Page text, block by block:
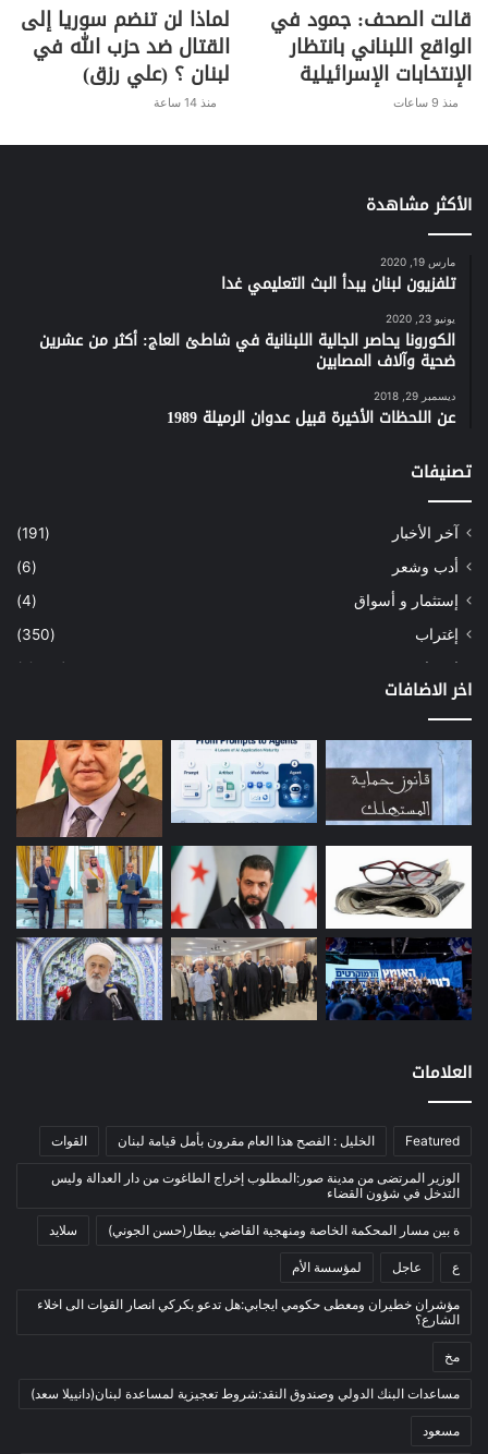
قالت الصحف: جمود في
الواقع اللبناني بانتظار
الإنتخابات الإسرائيلية
منذ 9 ساعات
لماذا لن تنضم سوريا إلى
القتال ضد حزب الله في
لبنان ؟ (علي رزق)
منذ 14 ساعة
الأكثر مشاهدة
مارس 19, 2020
تلفزيون لبنان يبدأ البث التعليمي غدا
يونيو 23, 2020
الكورونا يحاصر الجالية اللبنانية في شاطئ العاج: أكثر من عشرين
ضحية وآلاف المصابين
ديسمبر 29, 2018
عن اللحظات الأخيرة قبيل عدوان الرميلة 1989
تصنيفات
آخر الأخبار
(191)
أدب وشعر
(6)
إستثمار و أسواق
(4)
إغتراب
(350)
إقتصاد
(1٬040)
إعمار
(3)
بيئة
(16)
دراسة
(24)
(12)
مصارف
(168)
معادن
(1)
موازنة
(4)
نفط
(91)
اتصالات
(26)
الرئيسية
العالم العربي
المحكمة الخاصة
بيئة
أدب وشعر
إعلام
بروفايل
اخر الاضافات
العلامات
Featured الخليل : الفصح هذا العام مقرون بأمل قيامة لبنان القوات
الوزير المرتضى من مدينة صور:المطلوب إخراج الطاغوت من دار العدالة وليس
التدخل في شؤون القضاء
ة بين مسار المحكمة الخاصة ومنهجية القاضي بيطار(حسن الجوني) سلايد
ع عاجل لمؤسسة الأم
مؤشران خطيران ومعطى حكومي ايجابي:هل تدعو بكركي انصار القوات الى اخلاء
الشارع؟
مخ
مساعدات البنك الدولي وصندوق النقد:شروط تعجيزية لمساعدة لبنان(دانييلا سعد)
مسعود